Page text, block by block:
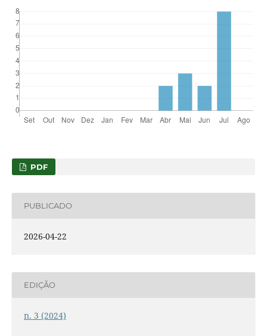
PDF
PUBLICADO
2026-04-22
EDIÇÃO
n. 3 (2024)